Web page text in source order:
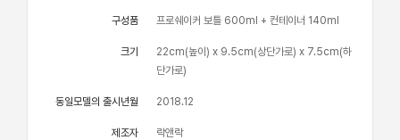
구성품 프로쉐이커 보틀 600ml + 컨테이너 140ml
크기
22cm(높이) x 9.5cm(상단가로) x 7.5cm(하
단가로)
동일모델의 출시년월 2018.12
제조자 락앤락